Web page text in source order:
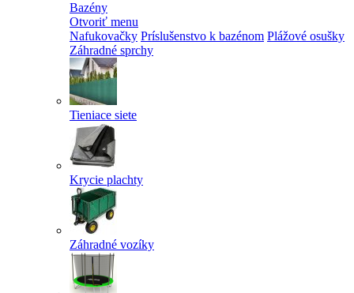
Bazény
Otvoriť menu
Nafukovačky Príslušenstvo k bazénom Plážové osušky
Záhradné sprchy
Tieniace siete
Krycie plachty
Záhradné vozíky